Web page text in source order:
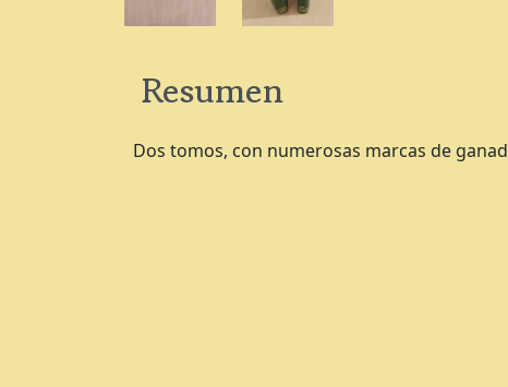
Resumen
Dos tomos, con numerosas marcas de